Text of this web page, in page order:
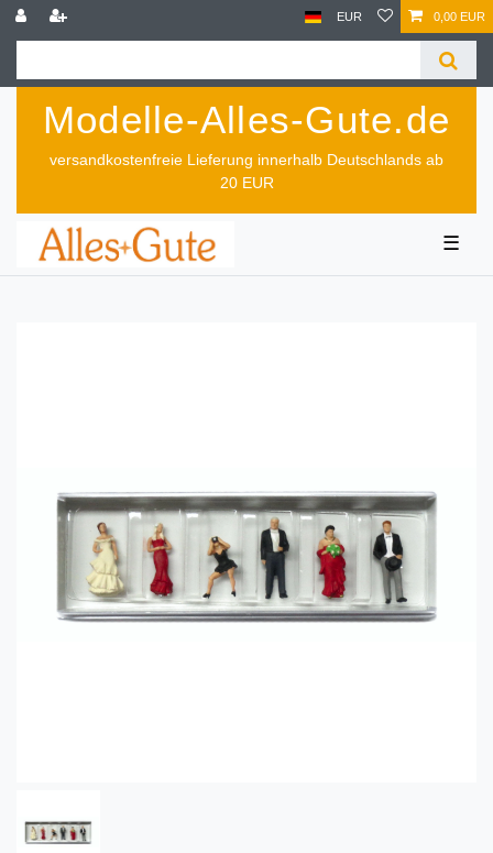
EUR 0,00 EUR
Modelle-Alles-Gute.de
versandkostenfreie Lieferung innerhalb Deutschlands ab
20 EUR
☰